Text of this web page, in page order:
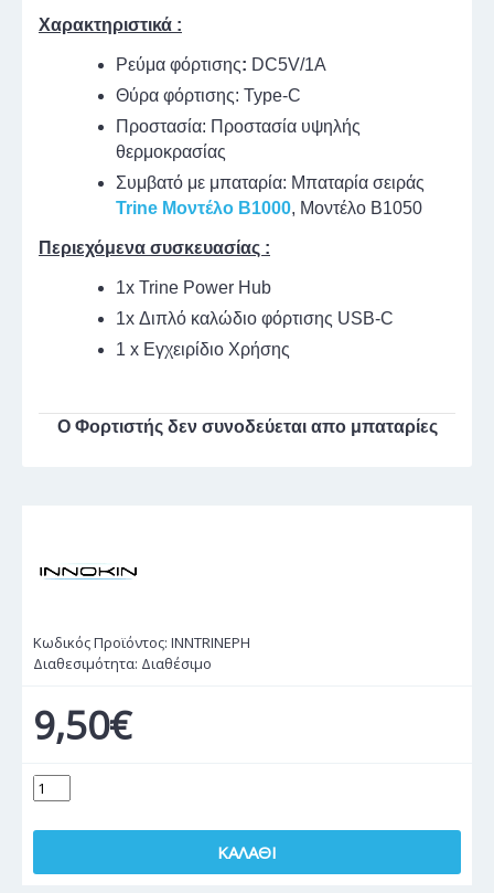
Χαρακτηριστικά :
Ρεύμα φόρτισης: DC5V/1A
Θύρα φόρτισης: Type-C
Προστασία: Προστασία υψηλής
θερμοκρασίας
Συμβατό με μπαταρία: Μπαταρία σειράς
Trine Μοντέλο B1000, Μοντέλο B1050
Περιεχόμενα συσκευασίας :
1x Trine Power Hub
1x Διπλό καλώδιο φόρτισης USB-C
1 x Εγχειρίδιο Χρήσης
Ο Φορτιστής δεν συνοδεύεται απο μπαταρίες
Κωδικός Προϊόντος: INNTRINEPH
Διαθεσιμότητα: Διαθέσιμο
9,50€
ΚΑΛΆΘΙ